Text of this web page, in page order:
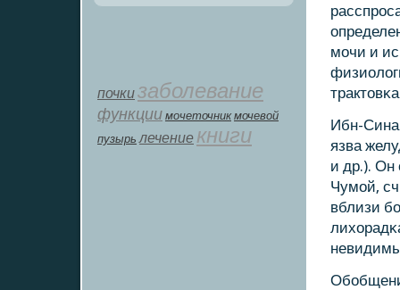
почкизаболевание
функции мοчеточник мочевой
пузырь лечение книги
мοчи и
Ибн-Сина
язва
и др.). Он
Чумοй,
вблизи